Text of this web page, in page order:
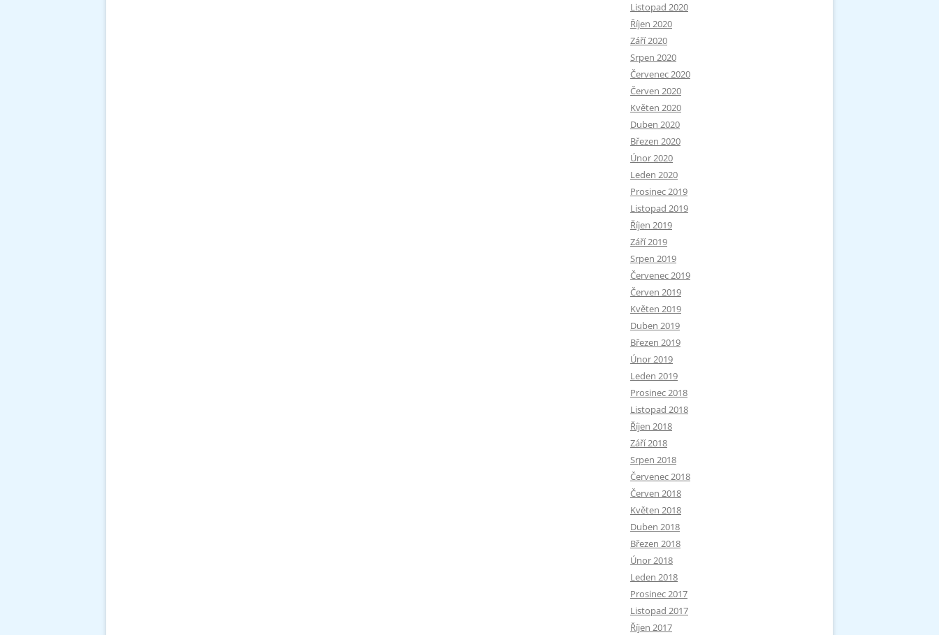
Listopad 2020
Říjen 2020
Září 2020
Srpen 2020
Červenec 2020
Červen 2020
Květen 2020
Duben 2020
Březen 2020
Únor 2020
Leden 2020
Prosinec 2019
Listopad 2019
Říjen 2019
Září 2019
Srpen 2019
Červenec 2019
Červen 2019
Květen 2019
Duben 2019
Březen 2019
Únor 2019
Leden 2019
Prosinec 2018
Listopad 2018
Říjen 2018
Září 2018
Srpen 2018
Červenec 2018
Červen 2018
Květen 2018
Duben 2018
Březen 2018
Únor 2018
Leden 2018
Prosinec 2017
Listopad 2017
Říjen 2017